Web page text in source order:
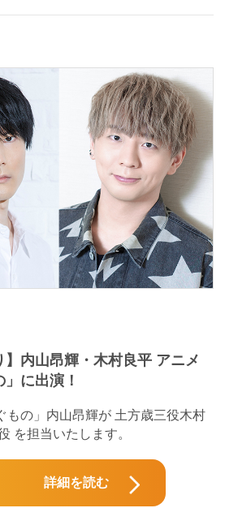
】内山昂輝・木村良平 アニメ
」に出演！
もの」内山昂輝が 土方歳三役木村
を担当いたします。
詳細を読む